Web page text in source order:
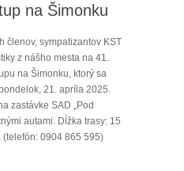
na Šimonku
členov, sympatizantov KST
z nášho mesta na 41.
na Šimonku, ktorý sa
21. apríla 2025.
zastávke SAD „Pod
autami. Dĺžka trasy: 15
(telefón: 0904 865 595)